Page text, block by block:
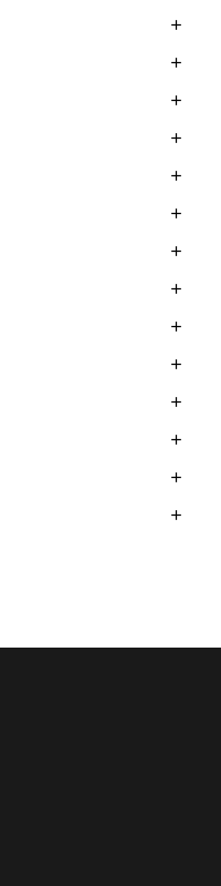













